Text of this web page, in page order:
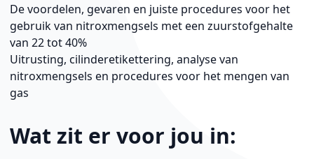
De voordelen, gevaren en juiste procedures voor het
gebruik van nitroxmengsels met een zuurstofgehalte
van 22 tot 40%
Uitrusting, cilinderetikettering, analyse van
nitroxmengsels en procedures voor het mengen van
gas
Wat zit er voor jou in: